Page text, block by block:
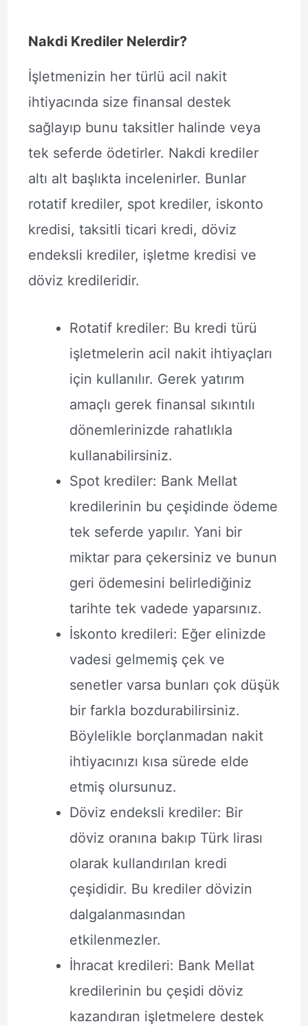
Nakdi Krediler Nelerdir?
İşletmenizin her türlü acil nakit
ihtiyacında size finansal destek
sağlayıp bunu taksitler halinde veya
tek seferde ödetirler. Nakdi krediler
altı alt başlıkta incelenirler. Bunlar
rotatif krediler, spot krediler, iskonto
kredisi, taksitli ticari kredi, döviz
endeksli krediler, işletme kredisi ve
döviz kredileridir.
Rotatif krediler: Bu kredi türü
işletmelerin acil nakit ihtiyaçları
için kullanılır. Gerek yatırım
amaçlı gerek finansal sıkıntılı
dönemlerinizde rahatlıkla
kullanabilirsiniz.
Spot krediler: Bank Mellat
kredilerinin bu çeşidinde ödeme
tek seferde yapılır. Yani bir
miktar para çekersiniz ve bunun
geri ödemesini belirlediğiniz
tarihte tek vadede yaparsınız.
İskonto kredileri: Eğer elinizde
vadesi gelmemiş çek ve
senetler varsa bunları çok düşük
bir farkla bozdurabilirsiniz.
Böylelikle borçlanmadan nakit
ihtiyacınızı kısa sürede elde
etmiş olursunuz.
Döviz endeksli krediler: Bir
döviz oranına bakıp Türk lirası
olarak kullandırılan kredi
çeşididir. Bu krediler dövizin
dalgalanmasından
etkilenmezler.
İhracat kredileri: Bank Mellat
kredilerinin bu çeşidi döviz
kazandıran işletmelere destek